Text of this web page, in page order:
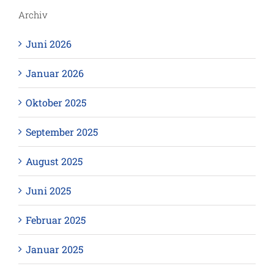
Archiv
Juni 2026
Januar 2026
Oktober 2025
September 2025
August 2025
Juni 2025
Februar 2025
Januar 2025